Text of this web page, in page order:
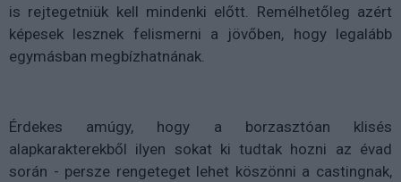
is rejtegetniük kell mindenki előtt. Remélhetőleg azért
képesek lesznek felismerni a jövőben, hogy legalább
egymásban megbízhatnának.
Érdekes amúgy, hogy a borzasztóan klisés
alapkarakterekből ilyen sokat ki tudtak hozni az évad
során - persze rengeteget lehet köszönni a castingnak,